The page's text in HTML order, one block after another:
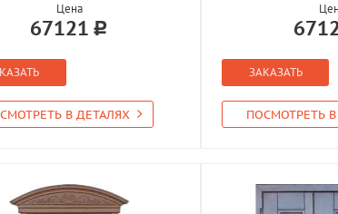
Цена
67121
В ДЕТАЛЯХ
ЗАКАЗАТЬ
ПОСМОТРЕТЬ